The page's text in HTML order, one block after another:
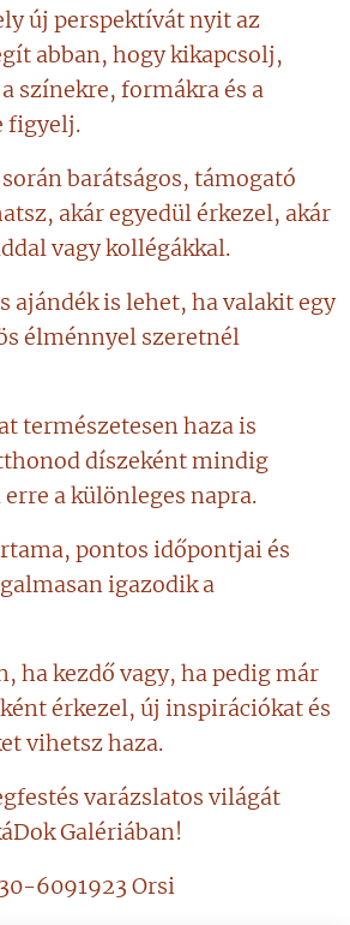
új perspektívát nyit az
abban, hogy kikapcsolj,
színekre, formákra és a
figyelj.
barátságos, támogató
akár egyedül érkezel, akár
vagy kollégákkal.
ajándék is lehet, ha valakit egy
élménnyel szeretnél
természetesen haza is
díszeként mindig
a különleges napra.
pontos időpontjai és
igazodik a
ha kezdő vagy, ha pedig már
érkezel, új inspirációkat és
vihetsz haza.
varázslatos világát
Galériában!
6091923 Orsi